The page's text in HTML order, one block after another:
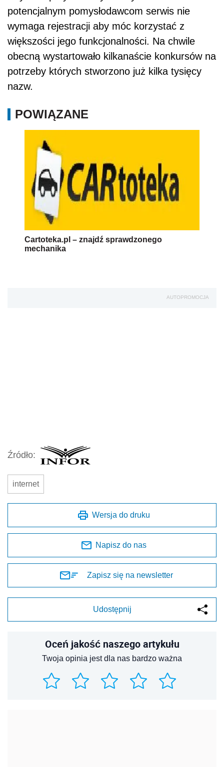
potencjalnym pomysłodawcom serwis nie
wymaga rejestracji aby móc korzystać z
większości jego funkcjonalności. Na chwile
obecną wystartowało kilkanaście konkursów na
potrzeby których stworzono już kilka tysięcy
nazw.
POWIĄZANE
Cartoteka.pl – znajdź sprawdzonego
mechanika
AUTOPROMOCJA
Źródło:
internet
Wersja do druku
Napisz do nas
Zapisz się na newsletter
Udostępnij
Oceń jakość naszego artykułu
Twoja opinia jest dla nas bardzo ważna